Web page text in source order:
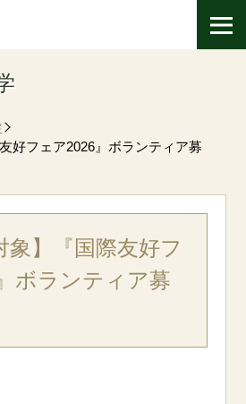
好フェア2026』ボランティア募
象】『国際友好フ
ボランティア募